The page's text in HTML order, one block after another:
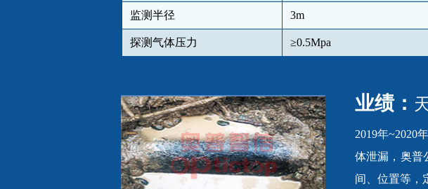
监测半径 3m
探测气体压力 ≥0.5Mpa
业绩：
2019年~2020
体泄漏，奥普
间、位置等，